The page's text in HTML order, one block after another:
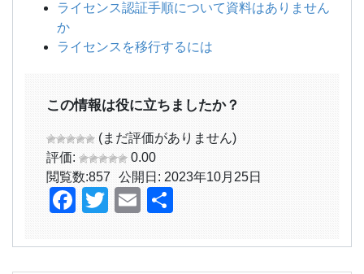
ライセンス認証手順について資料はありません
か
ライセンスを移行するには
この情報は役に立ちましたか？
(まだ評価がありません)
評価:
0.00
閲覧数:857 公開日: 2023年10月25日
Facebook
TwitterEmail